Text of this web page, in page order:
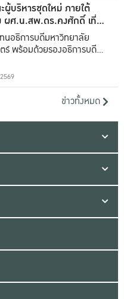
ผู้บริหารชุดใหม่ ภายใต้
ผศ.น.สพ.ดร.คงศักดิ์ เที่ยง
นอธิการบดีมหาวิทยาลัย
ร์ พร้อมด้วยรองอธิการบดีทั้ง
ข่าวทั้งหมด